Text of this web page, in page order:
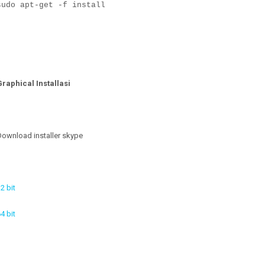
apt-get -f install
Installasi
installer skype
bit
bit